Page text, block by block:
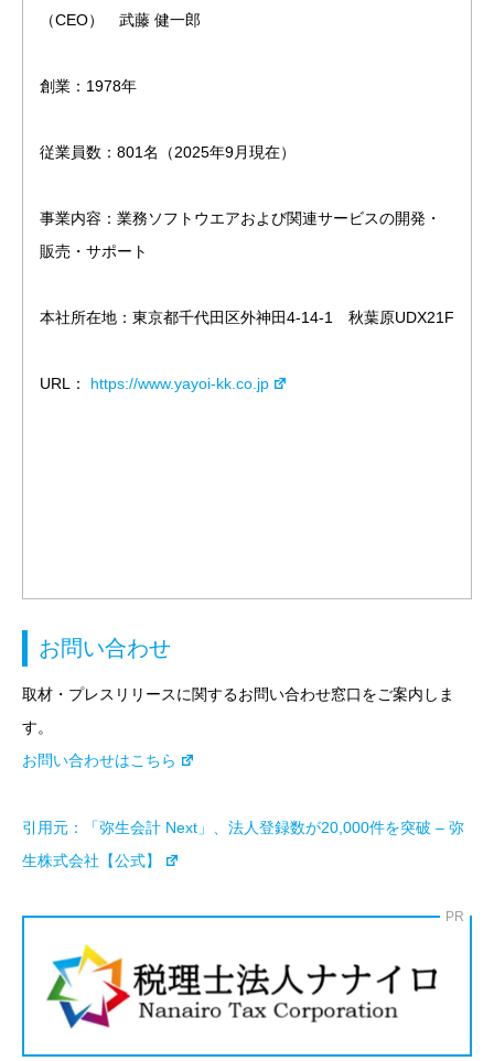
（CEO）　武藤 健一郎
創業：1978年
従業員数：801名（2025年9月現在）
事業内容：業務ソフトウエアおよび関連サービスの開発・
販売・サポート
本社所在地：東京都千代田区外神田4-14-1　秋葉原UDX21F
URL： https://www.yayoi-kk.co.jp
お問い合わせ
取材・プレスリリースに関するお問い合わせ窓口をご案内しま
す。
お問い合わせはこちら
引用元：
「弥生会計 Next」、法人登録数が20,000件を突破 – 弥
生株式会社【公式】
PR